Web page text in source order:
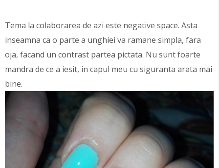
Tema la colaborarea de azi este negative space. Asta
inseamna ca o parte a unghiei va ramane simpla, fara
oja, facand un contrast partea pictata. Nu sunt foarte
mandra de ce a iesit, in capul meu cu siguranta arata mai
bine.